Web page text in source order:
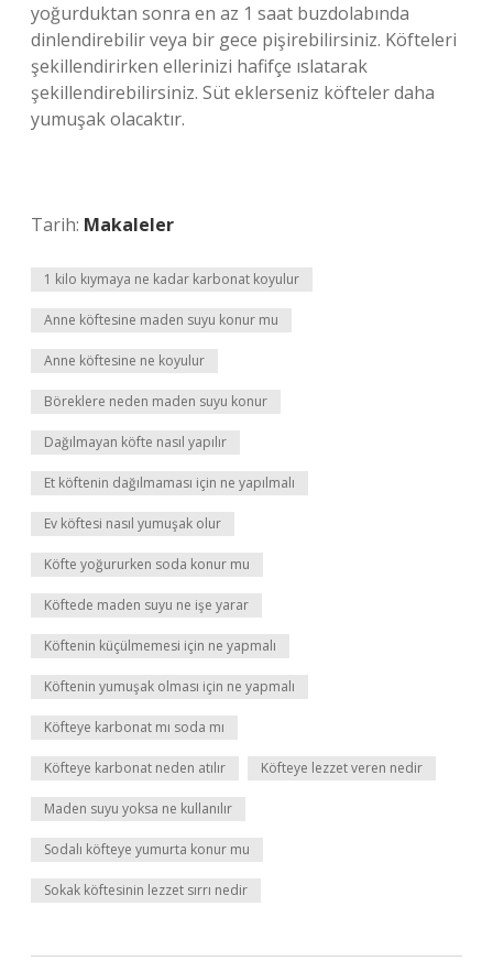
yoğurduktan sonra en az 1 saat buzdolabında
dinlendirebilir veya bir gece pişirebilirsiniz. Köfteleri
şekillendirirken ellerinizi hafifçe ıslatarak
şekillendirebilirsiniz. Süt eklerseniz köfteler daha
yumuşak olacaktır.
Tarih: Makaleler
1 kilo kıymaya ne kadar karbonat koyulur
Anne köftesine maden suyu konur mu
Anne köftesine ne koyulur
Böreklere neden maden suyu konur
Dağılmayan köfte nasıl yapılır
Et köftenin dağılmaması için ne yapılmalı
Ev köftesi nasıl yumuşak olur
Köfte yoğururken soda konur mu
Köftede maden suyu ne işe yarar
Köftenin küçülmemesi için ne yapmalı
Köftenin yumuşak olması için ne yapmalı
Köfteye karbonat mı soda mı
Köfteye karbonat neden atılır Köfteye lezzet veren nedir
Maden suyu yoksa ne kullanılır
Sodalı köfteye yumurta konur mu
Sokak köftesinin lezzet sırrı nedir